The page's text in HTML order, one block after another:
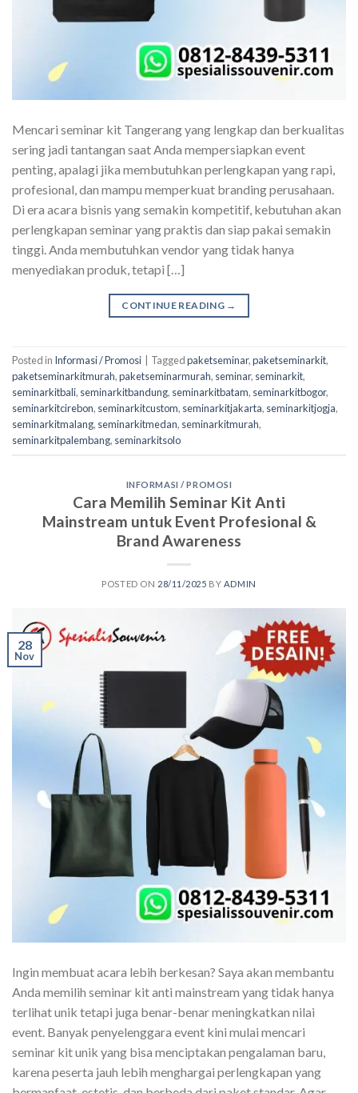
Mencari seminar kit Tangerang yang lengkap dan berkualitas
sering jadi tantangan saat Anda mempersiapkan event
penting, apalagi jika membutuhkan perlengkapan yang rapi,
profesional, dan mampu memperkuat branding perusahaan.
Di era acara bisnis yang semakin kompetitif, kebutuhan akan
perlengkapan seminar yang praktis dan siap pakai semakin
tinggi. Anda membutuhkan vendor yang tidak hanya
menyediakan produk, tetapi […]
CONTINUE READING →
Posted in Informasi / Promosi Taggedpaketseminar,paketseminarkit,
paketseminarkitmurah,paketseminarmurah, seminar, seminarkit,
seminarkitbali, seminarkitbandung, seminarkitbatam, seminarkitbogor,
seminarkitcirebon, seminarkitcustom, seminarkitjakarta, seminarkitjogja,
seminarkitmalang, seminarkitmedan, seminarkitmurah,
seminarkitpalembang, seminarkitsolo
INFORMASI / PROMOSI
Cara Memilih Seminar Kit Anti
Mainstream untuk Event Profesional &
Brand Awareness
POSTED ON 28/11/2025 BY ADMIN
28
Nov
Ingin membuat acara lebih berkesan? Saya akan membantu
Anda memilih seminar kit anti mainstream yang tidak hanya
terlihat unik tetapi juga benar-benar meningkatkan nilai
event. Banyak penyelenggara event kini mulai mencari
seminar kit unik yang bisa menciptakan pengalaman baru,
karena peserta jauh lebih menghargai perlengkapan yang